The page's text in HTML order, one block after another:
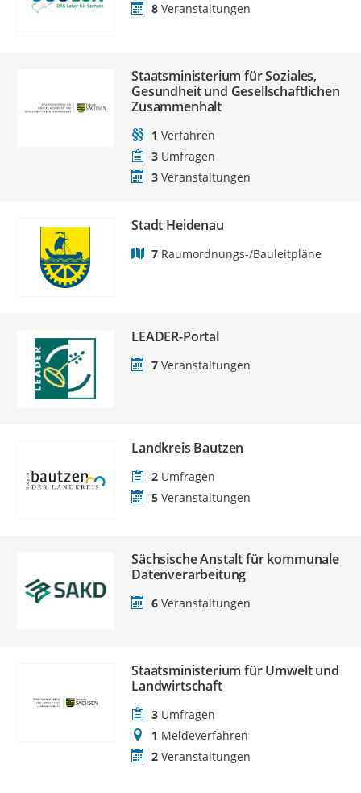
8 Veranstaltungen
Staatsministerium für Soziales,
Gesundheit und Gesellschaftlichen
Zusammenhalt
1 Verfahren
3 Umfragen
3 Veranstaltungen
Stadt Heidenau
7 Raumordnungs-/Bauleitpläne
LEADER-Portal
7 Veranstaltungen
Landkreis Bautzen
2 Umfragen
5 Veranstaltungen
Sächsische Anstalt für kommunale
Datenverarbeitung
6 Veranstaltungen
Staatsministerium für Umwelt und
Landwirtschaft
3 Umfragen
1 Meldeverfahren
2 Veranstaltungen